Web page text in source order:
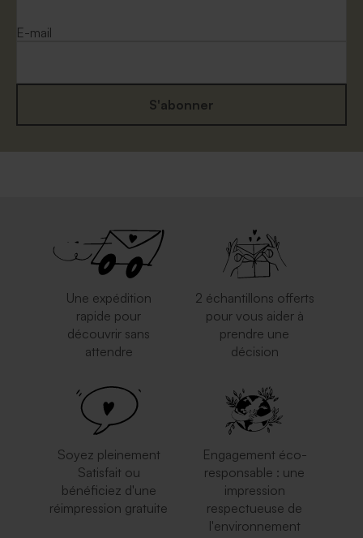
E-mail
S'abonner
Une expédition
rapide pour
découvrir sans
attendre
2 échantillons offerts
pour vous aider à
prendre une
décision
Soyez pleinement
Satisfait ou
bénéficiez d'une
réimpression gratuite
Engagement éco-
responsable : une
impression
respectueuse de
l'environnement